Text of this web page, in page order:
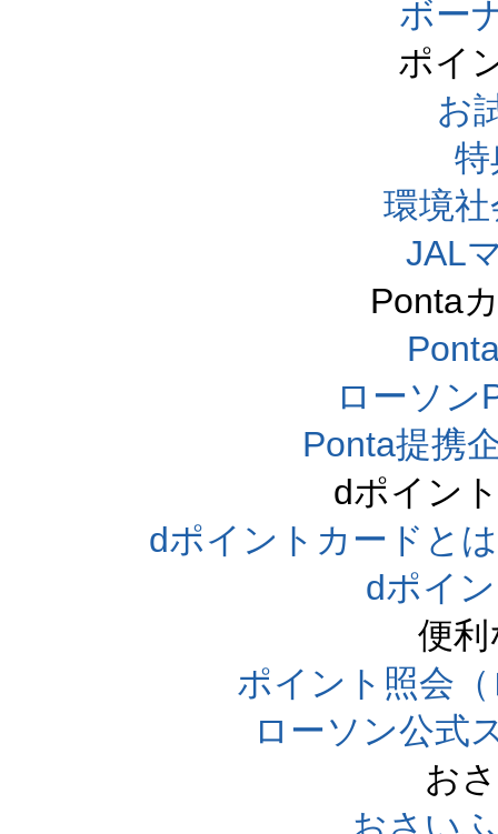
ボー
ポイ
お
環境
JAL
Ponta
ローソン
Ponta提携
dポイン
dポイントカードと
dポイ
便
ポイント照会
ローソン公式
お